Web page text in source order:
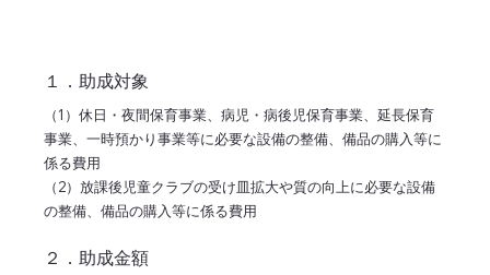
１．助成対象
（1）休日・夜間保育事業、病児・病後児保育事業、延長保育
事業、一時預かり事業等に必要な設備の整備、備品の購入等に
係る費用
（2）放課後児童クラブの受け皿拡大や質の向上に必要な設備
の整備、備品の購入等に係る費用
２．助成金額